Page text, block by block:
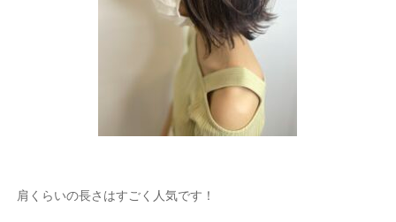
肩くらいの長さはすごく人気です！